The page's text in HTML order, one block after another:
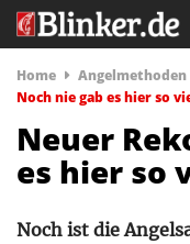
Home Angelmethoden
Noch nie gab es hier so
Neuer
es hier so
Noch ist die